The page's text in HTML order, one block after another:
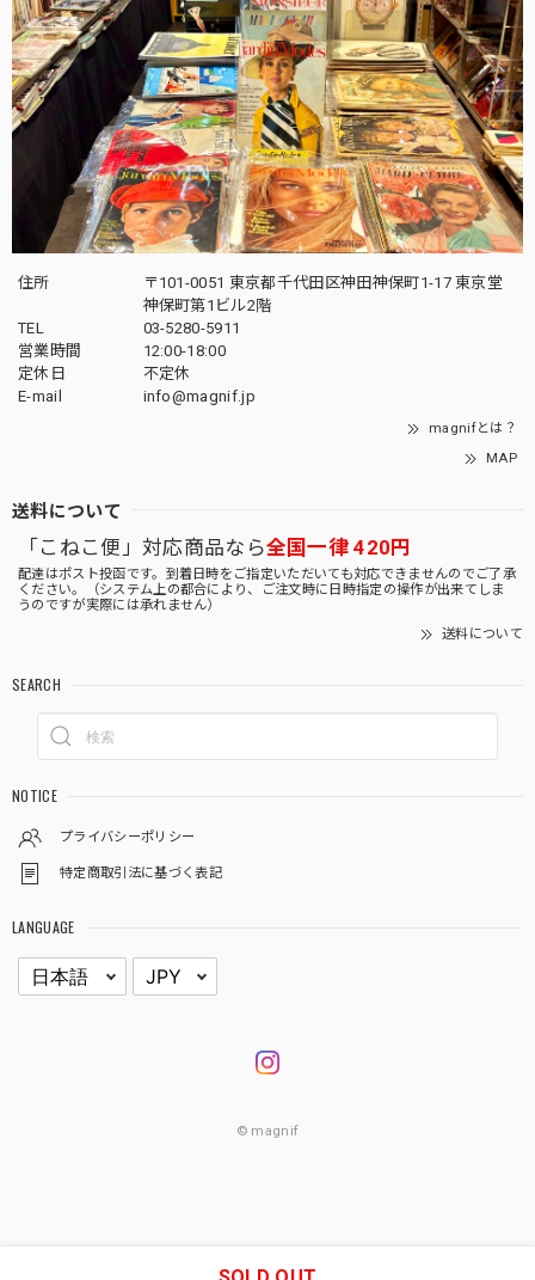
住所
〒101-0051 東京都千代田区神田神保町1-17 東京堂
神保町第1ビル2階
TEL
03-5280-5911
営業時間
12:00-18:00
定休日
不定休
E-mail
info@magnif.jp
magnifとは？
MAP
送料について
「こねこ便」対応商品なら全国一律 420円
配達はポスト投函です。到着日時をご指定いただいても対応できませんのでご了承
ください。（システム上の都合により、ご注文時に日時指定の操作が出来てしま
うのですが実際には承れません）
送料について
SEARCH
NOTICE
プライバシーポリシー
特定商取引法に基づく表記
LANGUAGE
© magnif